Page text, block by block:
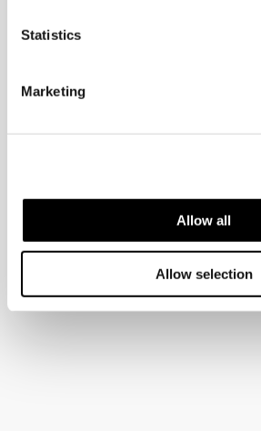
Statistics
Marketing
Allow all
Allow selection